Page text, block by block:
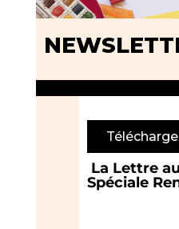
La Lettre
Spéciale